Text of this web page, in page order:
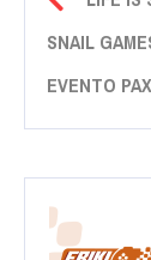
SNAIL
EVENTO